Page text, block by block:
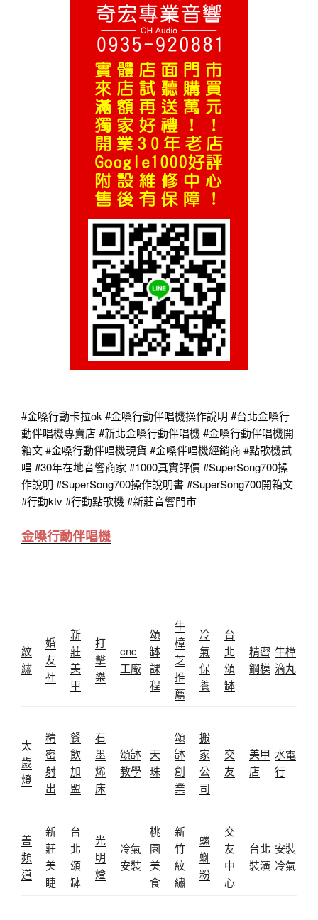
#金嗓行動卡拉ok #金嗓行動伴唱機操作說明 #台北金嗓行
動伴唱機專賣店#新北金嗓行動伴唱機 #金嗓行動伴唱機開
箱文#金嗓行動伴唱機現貨 #金嗓伴唱機經銷商 #點歌機試
唱 #30年在地音響商家 #1000真實評價#SuperSong700操
作說明 #SuperSong700操作說明書#SuperSong700開箱文
#行動ktv#行動點歌機 #新莊音響門市
金嗓行動伴唱機
紋
繡
婚
友
社
新
莊
美
甲
打
擊
樂
cnc
工廠
頌
缽
課
程
牛
樟
芝
推
薦
冷
氣
保
養
台
北
頌
缽
精密
鋼模
牛樟
滴丸
太
歲
燈
精
密
射
出
餐
飲
加
盟
石
墨
烯
床
頌缽
教學
天
珠
頌
缽
創
業
搬
家
公
司
交
友
美甲
店
水電
行
善
頻
道
新
莊
美
睫
台
北
頌
缽
光
明
燈
冷氣
安裝
桃
園
美
食
新
竹
紋
繡
螺
螄
粉
交
友
中
心
台北
裝潢
安裝
冷氣